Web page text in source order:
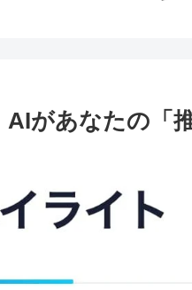
があなたの「